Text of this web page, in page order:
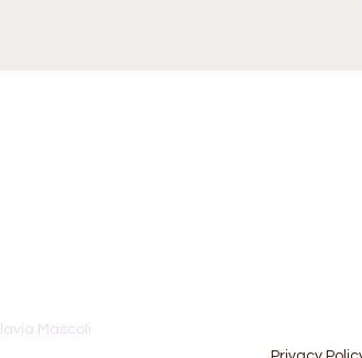
Mascoli